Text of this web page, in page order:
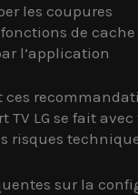
les coupures
de
l’application
TV LG se fait
risques
sur la